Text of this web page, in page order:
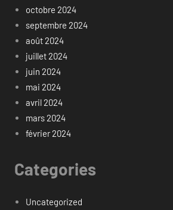
octobre 2024
septembre 2024
août 2024
juillet 2024
juin 2024
mai 2024
avril 2024
mars 2024
février 2024
Categories
Uncategorized